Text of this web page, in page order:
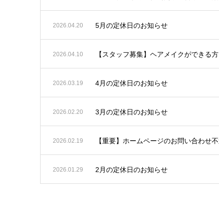
2026.04.20 5月の定休日のお知らせ
2026.04.10 【スタッフ募集】ヘアメイクができる方
2026.03.19 4月の定休日のお知らせ
2026.02.20 3月の定休日のお知らせ
2026.02.19 【重要】ホームページのお問い合わせ
2026.01.29 2月の定休日のお知らせ